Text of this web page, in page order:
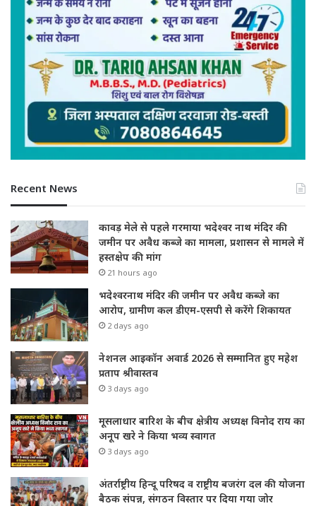
Recent News
कावड़ मेले से पहले गरमाया भदेश्वर नाथ मंदिर की
जमीन पर अवैध कब्जे का मामला, प्रशासन से मामले में
हस्तक्षेप की मांग
21 hours ago
भदेश्वरनाथ मंदिर की जमीन पर अवैध कब्जे का
आरोप, ग्रामीण कल डीएम-एसपी से करेंगे शिकायत
2 days ago
नेशनल आइकॉन अवार्ड 2026 से सम्मानित हुए महेश
प्रताप श्रीवास्तव
3 days ago
मूसलाधार बारिश के बीच क्षेत्रीय अध्यक्ष विनोद राय का
अनूप खरे ने किया भव्य स्वागत
3 days ago
अंतर्राष्ट्रीय हिन्दू परिषद व राष्ट्रीय बजरंग दल की योजना
बैठक संपन्न, संगठन विस्तार पर दिया गया जोर